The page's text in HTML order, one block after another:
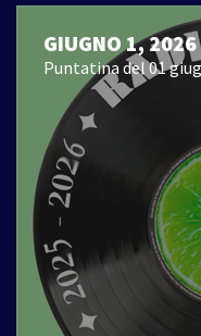
GIUGNO 1, 2026
Puntatina del 01